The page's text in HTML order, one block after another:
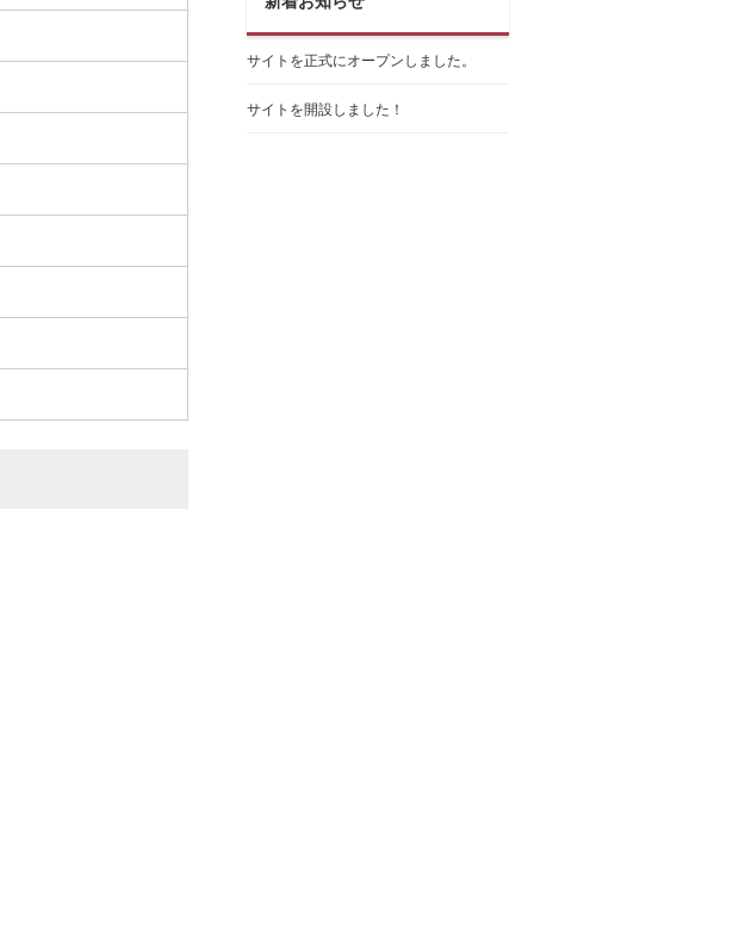
サイトを正式にオープンしました。
サイトを開設しました！